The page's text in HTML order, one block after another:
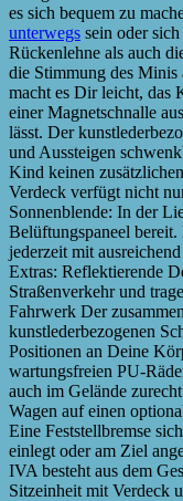
es sich bequem zu
unterwegs sein oder
Rückenlehne als auch
die Stimmung des
macht es Dir leicht, das
einer Magnetschnalle
lässt. Der
und Aussteigen
Kind keinen
Verdeck verfügt nicht
Sonnenblende: In der
Belüftungspaneel
jederzeit mit
Extras: Reflektierende
Straßenverkehr und
Fahrwerk Der
kunstlederbezogenen
Positionen an Deine
wartungsfreien PU-
auch im Gelände
Wagen auf einen
Eine Feststellbremse
einlegt oder am Ziel
IVA besteht aus dem
Sitzeinheit mit Verdeck